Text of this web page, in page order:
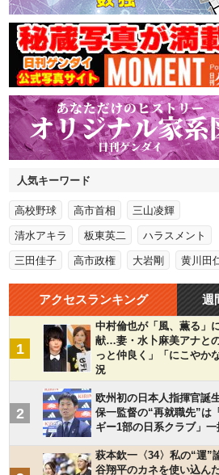
人気キーワード
高校野球 高市首相 三山凌輝
清水アキラ 板東英二 ハラスメント
三田佳子 高市政権 大岩剛 黄川田
アクセスランキング 週
1
中村倫也が「風、薫る」
献…妻・水卜麻美アナと
っと仲良く」「にこやか
況
2
欧州初の日本人指揮官誕
保一監督の“再就職先”は
ギー1部の日系クラブ」一
萩本欽一〈34〉私の“運
谷翔平のカネを使い込ん